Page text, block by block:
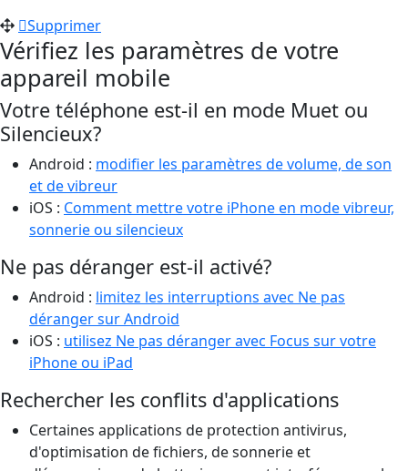
Supprimer
Vérifiez les paramètres de votre
appareil mobile
Votre téléphone est-il en mode Muet ou
Silencieux?
Android : modifier les paramètres de volume, de son
et de vibreur
iOS : Comment mettre votre iPhone en mode vibreur,
sonnerie ou silencieux
Ne pas déranger est-il activé?
Android : limitez les interruptions avec Ne pas
déranger sur Android
iOS : utilisez Ne pas déranger avec Focus sur votre
iPhone ou iPad
Rechercher les conflits d'applications
Certaines applications de protection antivirus,
d'optimisation de fichiers, de sonnerie et